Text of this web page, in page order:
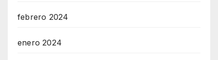
febrero 2024
enero 2024